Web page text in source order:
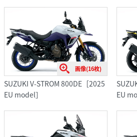
画像(16枚)
SUZUKI V-STROM 800DE［2025
EU model］
EU